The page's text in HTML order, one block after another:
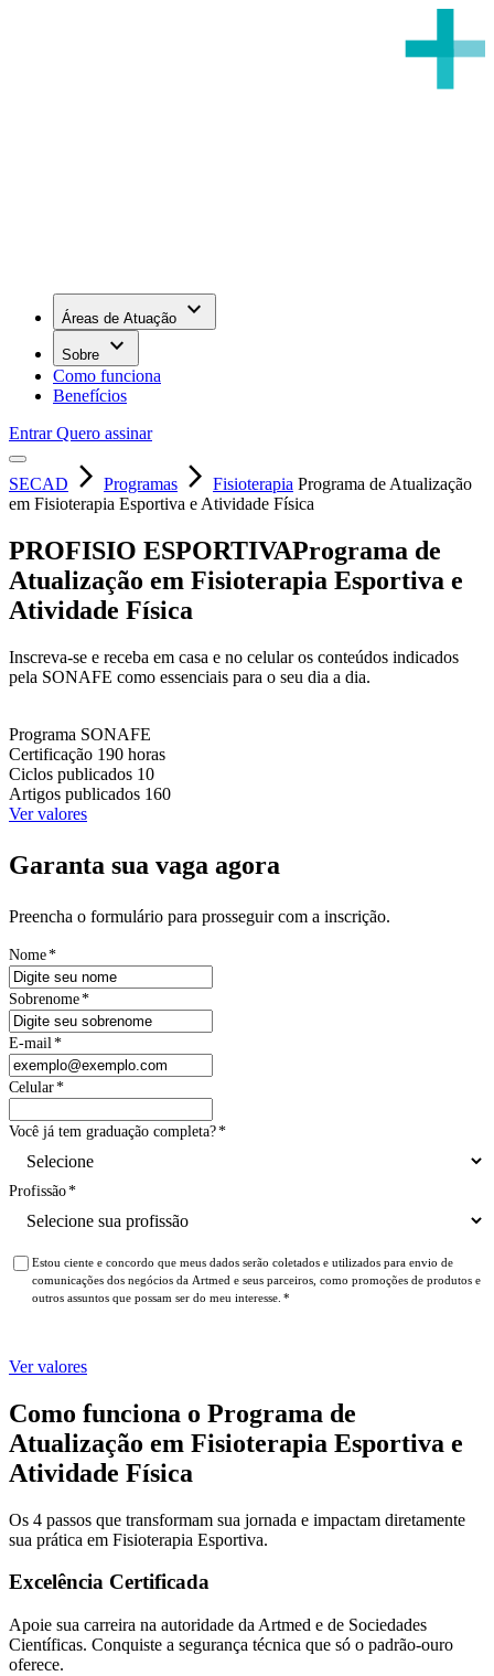
Áreas de Atuação keyboard_arrow_down
Sobre keyboard_arrow_down
Como funciona
Benefícios
EntrarQuero assinar
SECAD arrow_forward_ios Programas arrow_forward_ios Fisioterapia Programa de Atualização
em Fisioterapia Esportiva e Atividade Física
PROFISIO ESPORTIVAPrograma de
Atualização em Fisioterapia Esportiva e
Atividade Física
Inscreva-se e receba em casa e no celular os conteúdos indicados
pela SONAFE como essenciais para o seu dia a dia.
Programa SONAFE
Certificação 190 horas
Ciclos publicados 10
Artigos publicados 160
Ver valores
Garanta sua vaga agora
Preencha o formulário para prosseguir com a inscrição.
Nome*
Sobrenome*
E-mail *
Celular*
Você já tem graduação completa?*
Profissão*
Estou ciente e concordo que meus dados serão coletados e utilizados para envio de
comunicações dos negócios da Artmed e seus parceiros, como promoções de produtos e
outros assuntos que possam ser do meu interesse. *
Ver valores
Como funciona o Programa de
Atualização em Fisioterapia Esportiva e
Atividade Física
Os 4 passos que transformam sua jornada e impactam diretamente
sua prática em Fisioterapia Esportiva.
Excelência Certificada
Apoie sua carreira na autoridade da Artmed e de Sociedades
Científicas. Conquiste a segurança técnica que só o padrão-ouro
oferece.